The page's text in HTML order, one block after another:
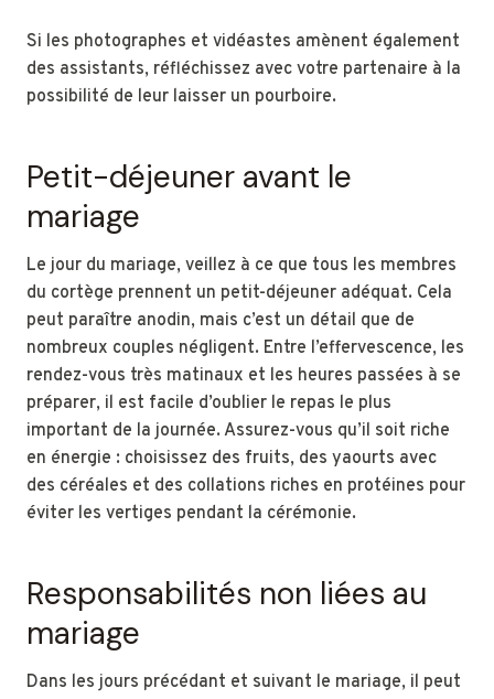
Si les photographes et vidéastes amènent également
des assistants, réfléchissez avec votre partenaire à la
possibilité de leur laisser un pourboire.
Petit-déjeuner avant le
mariage
Le jour du mariage, veillez à ce que tous les membres
du cortège prennent un petit-déjeuner adéquat. Cela
peut paraître anodin, mais c’est un détail que de
nombreux couples négligent. Entre l’effervescence, les
rendez-vous très matinaux et les heures passées à se
préparer, il est facile d’oublier le repas le plus
important de la journée. Assurez-vous qu’il soit riche
en énergie : choisissez des fruits, des yaourts avec
des céréales et des collations riches en protéines pour
éviter les vertiges pendant la cérémonie.
Responsabilités non liées au
mariage
Dans les jours précédant et suivant le mariage, il peut